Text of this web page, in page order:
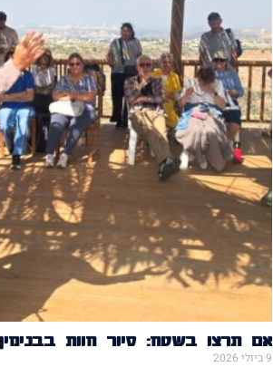
אם תרצו בשטח: סיור חוות
9 ביולי 2026